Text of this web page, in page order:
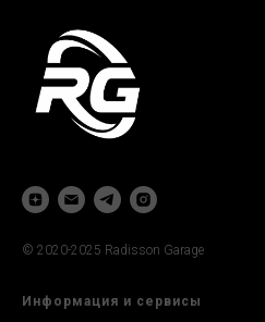
© 2020-2025 Radisson Garage
Информация и сервисы